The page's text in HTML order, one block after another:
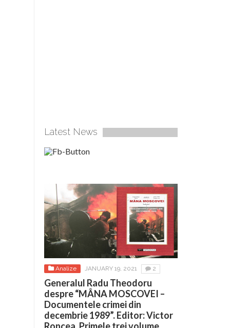
Latest News
Analize JANUARY 19, 2021 2
Generalul Radu Theodoru
despre “MÂNA MOSCOVEI –
Documentele crimei din
decembrie 1989”. Editor: Victor